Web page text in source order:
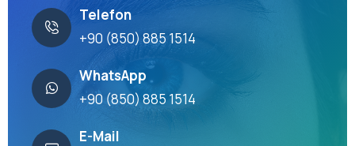
Telefon
+90 (850) 885 1514
WhatsApp
+90 (850) 885 1514
E-Mail